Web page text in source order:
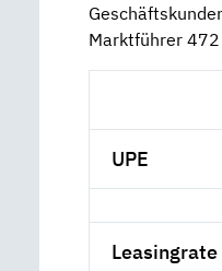
Marktführer
UPE
Leasingrate